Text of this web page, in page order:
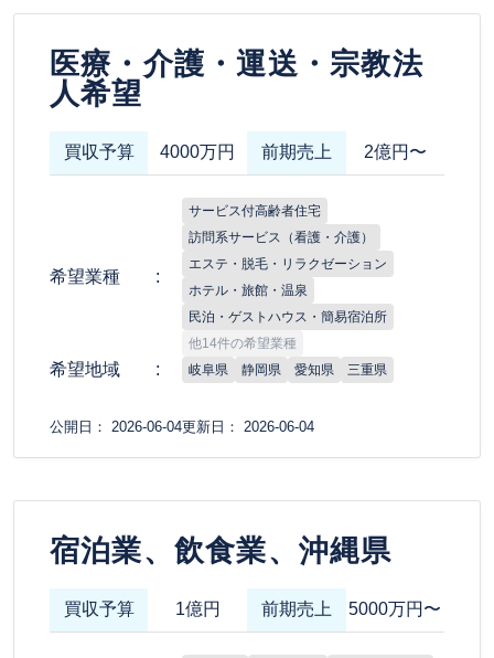
医療・介護・運送・宗教法
人希望
買収予算 4000万円 前期売上 2億円〜
希望業種
サービス付高齢者住宅
訪問系サービス（看護・介護）
エステ・脱毛・リラクゼーション
ホテル・旅館・温泉
民泊・ゲストハウス・簡易宿泊所
他14件の希望業種
希望地域 岐阜県 静岡県 愛知県 三重県
公開日： 2026-06-04更新日： 2026-06-04
宿泊業、飲食業、沖縄県
買収予算 1億円 前期売上 5000万円〜